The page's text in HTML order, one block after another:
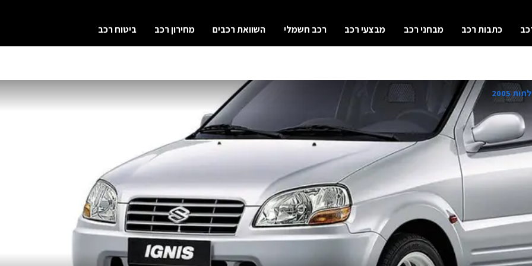
כתבות רכב מבחני רכב מבצעי רכב רכב חשמלי השוואת רכבים מחירון רכב ביטוח רכב